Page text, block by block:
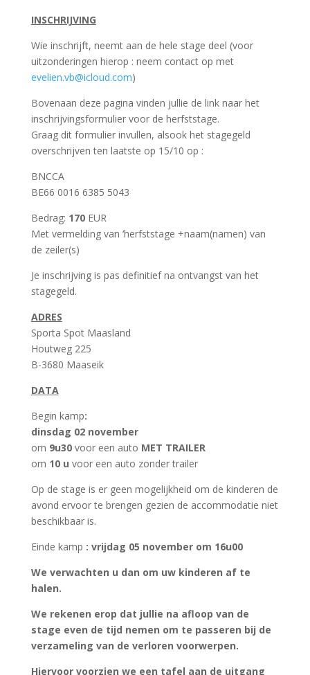
INSCHRIJVING
Wie inschrijft, neemt aan de hele stage deel (voor
uitzonderingen hierop : neem contact op met
evelien.vb@icloud.com)
Bovenaan deze pagina vinden jullie de link naar het
inschrijvingsformulier voor de herfststage.
Graag dit formulier invullen, alsook het stagegeld
overschrijven ten laatste op 15/10 op :
BNCCA
BE66 0016 6385 5043
Bedrag: 170 EUR
Met vermelding van ‘herfststage +naam(namen) van
de zeiler(s)
Je inschrijving is pas definitief na ontvangst van het
stagegeld.
ADRES
Sporta Spot Maasland
Houtweg 225
B-3680 Maaseik
DATA
Begin kamp:
dinsdag 02 november
om 9u30 voor een auto MET TRAILER
om 10 u voor een auto zonder trailer
Op de stage is er geen mogelijkheid om de kinderen de
avond ervoor te brengen gezien de accommodatie niet
beschikbaar is.
Einde kamp : vrijdag 05 november om 16u00
We verwachten u dan om uw kinderen af te
halen.
We rekenen erop dat jullie na afloop van de
stage even de tijd nemen om te passeren bij de
verzameling van de verloren voorwerpen.
Hiervoor voorzien we een tafel aan de uitgang